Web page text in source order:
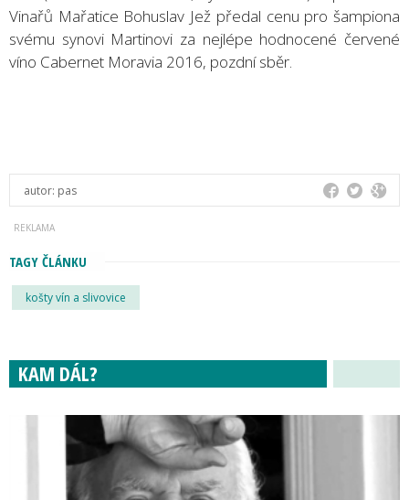
Vinařů Mařatice Bohuslav Jež předal cenu pro šampiona
svému synovi Martinovi za nejlépe hodnocené červené
víno Cabernet Moravia 2016, pozdní sběr.
autor: pas
TAGY ČLÁNKU
košty vín a slivovice
KAM DÁL?